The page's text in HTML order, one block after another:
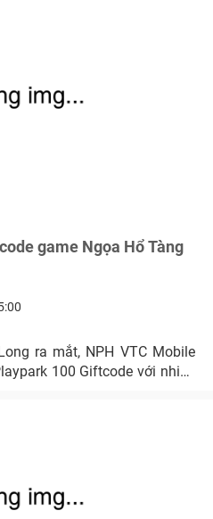
game Ngọa Hổ Tàng
ra mắt, NPH VTC Mobile
100 Giftcode với nhiều